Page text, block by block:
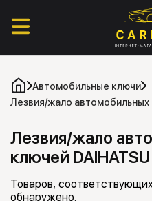
Автомобильные ключи
Лезвия/жало автомобильных
Лезвия/жало
ключей DAIHATSU
Товаров,
обнаружено.